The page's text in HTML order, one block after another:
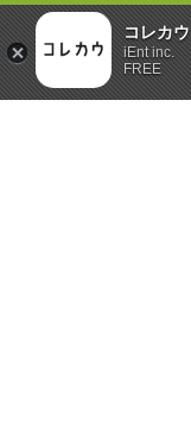
コレカウ
iEnt inc.
FREE